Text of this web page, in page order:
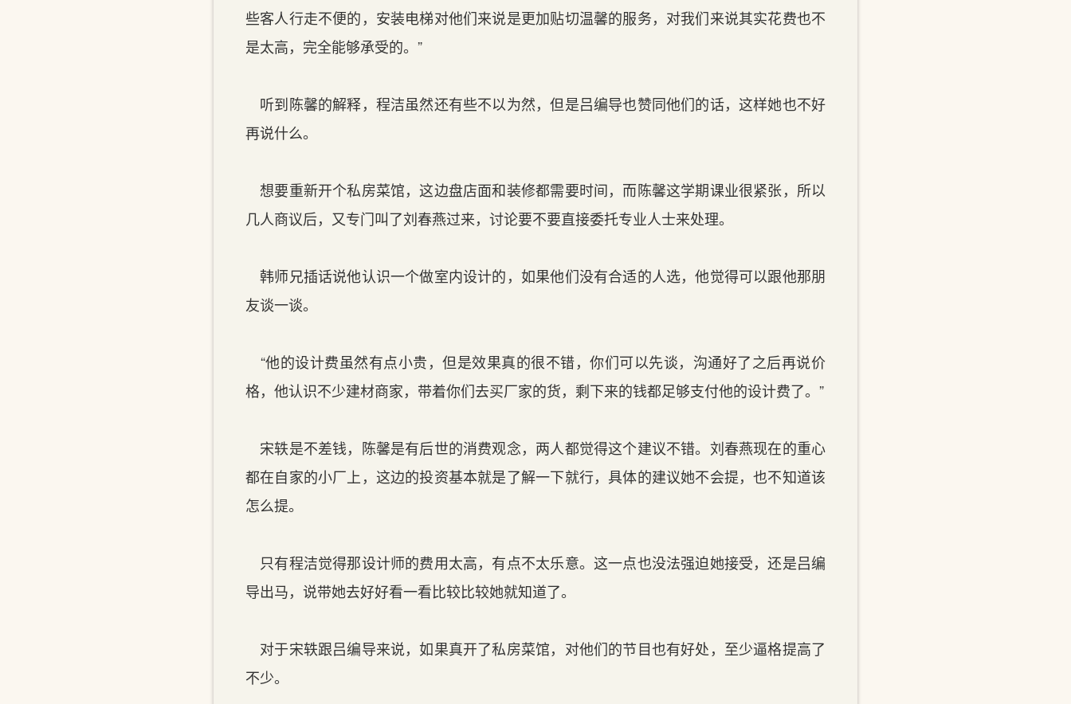
些客人行走不便的，安装电梯对他们来说是更加贴切温馨的服务，对我们来说其实花费也不
是太高，完全能够承受的。”
听到陈馨的解释，程洁虽然还有些不以为然，但是吕编导也赞同他们的话，这样她也不好
再说什么。
想要重新开个私房菜馆，这边盘店面和装修都需要时间，而陈馨这学期课业很紧张，所以
几人商议后，又专门叫了刘春燕过来，讨论要不要直接委托专业人士来处理。
韩师兄插话说他认识一个做室内设计的，如果他们没有合适的人选，他觉得可以跟他那朋
友谈一谈。
“他的设计费虽然有点小贵，但是效果真的很不错，你们可以先谈，沟通好了之后再说价
格，他认识不少建材商家，带着你们去买厂家的货，剩下来的钱都足够支付他的设计费了。”
宋轶是不差钱，陈馨是有后世的消费观念，两人都觉得这个建议不错。刘春燕现在的重心
都在自家的小厂上，这边的投资基本就是了解一下就行，具体的建议她不会提，也不知道该
怎么提。
只有程洁觉得那设计师的费用太高，有点不太乐意。这一点也没法强迫她接受，还是吕编
导出马，说带她去好好看一看比较比较她就知道了。
对于宋轶跟吕编导来说，如果真开了私房菜馆，对他们的节目也有好处，至少逼格提高了
不少。